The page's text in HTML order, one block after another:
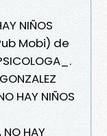
NIÑOS
Mobi) de
HAY NIÑOS
HAY